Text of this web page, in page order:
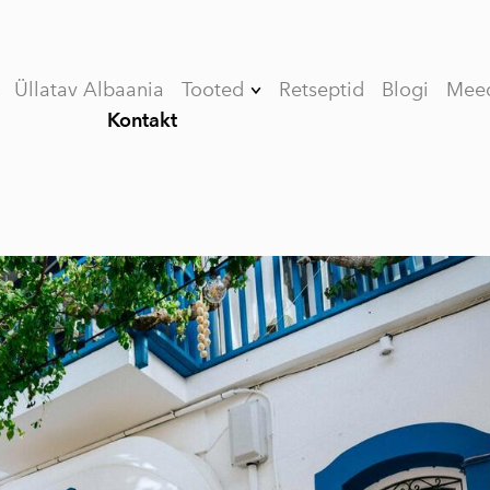
Üllatav Albaania Tooted
oliiviõli
VASSILAKIS
ESTATE PREMIUM
esimese külmpressi
oliiviõli
MY OLIVE OIL
esimese külmpressi
oliiviõli
Retseptid Blogi
Kontakt